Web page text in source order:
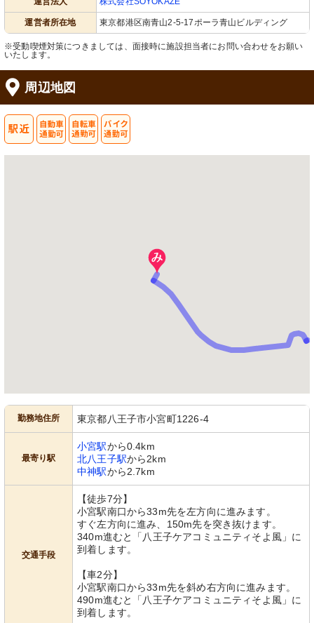
運営者所在地 東京都港区南青山2-5-17ポーラ青山ビルディング
※受動喫煙対策につきましては、面接時に施設担当者にお問い合わせをお願い
いたします。
周辺地図
勤務地住所 東京都八王子市小宮町1226-4
最寄り駅
小宮駅から0.4km
北八王子駅から2km
中神駅から2.7km
交通手段
【徒歩7分】
小宮駅南口から33m先を左方向に進みます。
すぐ左方向に進み、150m先を突き抜けます。
340m進むと「八王子ケアコミュニティそよ風」に
到着します。
【車2分】
小宮駅南口から33m先を斜め右方向に進みます。
490m進むと「八王子ケアコミュニティそよ風」に
到着します。